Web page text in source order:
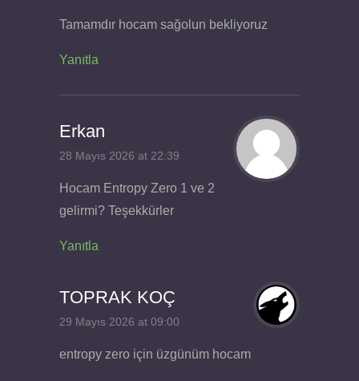
Tamamdır hocam sağolun bekliyoruz
Yanıtla
Erkan
28 Mayıs 2026 at 22:39
Hocam Entropy Zero 1 ve 2
gelirmi? Teşekkürler
Yanıtla
TOPRAK KOÇ
29 Mayıs 2026 at 09:00
entropy zero için üzgünüm hocam